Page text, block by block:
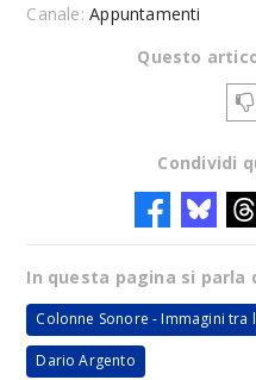
Canale:Appuntamenti
Questo
Condividi
In questa pagina si parla
Colonne Sonore - Immagini tra
Dario Argento